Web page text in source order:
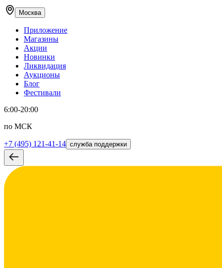
Москва
Приложение
Магазины
Акции
Новинки
Ликвидация
Аукционы
Блог
Фестивали
6:00-20:00
по МСК
+7 (495) 121-41-14 служба поддержки